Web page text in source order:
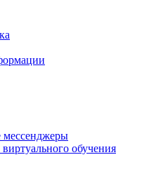
мессенджеры
обучения